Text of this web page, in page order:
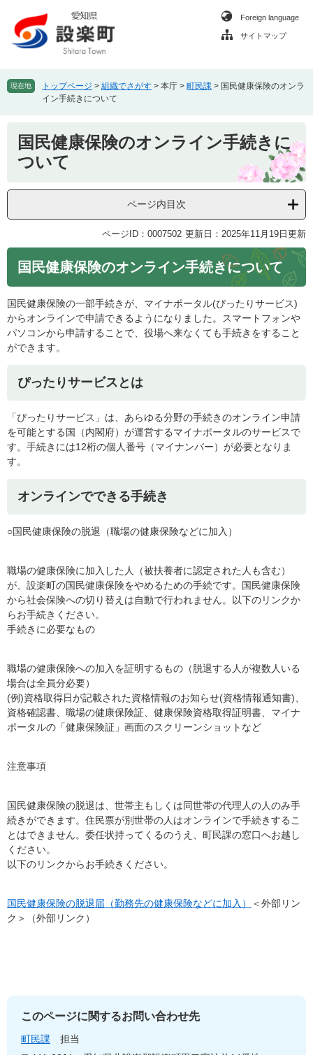
頭
で
飛
ば
Foreign language
サイトマップ
現在地 トップページ > 組織でさがす > 本庁 > 町民課 > 国民健康保険のオンラ
イン手続きについて
国民健康保険のオンライン手続きに
ついて
ページ内目次
ページID：0007502 更新日：2025年11月19日更新
国民健康保険のオンライン手続きについて
国民健康保険の一部手続きが、マイナポータル(ぴったりサービス)
からオンラインで申請できるようになりました。スマートフォンや
パソコンから申請することで、役場へ来なくても手続きをすること
ができます。
ぴったりサービスとは
「ぴったりサービス」は、あらゆる分野の手続きのオンライン申請
を可能とする国（内閣府）が運営するマイナポータルのサービスで
す。手続きには12桁の個人番号（マイナンバー）が必要となりま
す。
オンラインでできる手続き
○国民健康保険の脱退（職場の健康保険などに加入）
職場の健康保険に加入した人（被扶養者に認定された人も含む）
が、設楽町の国民健康保険をやめるための手続です。国民健康保険
から社会保険への切り替えは自動で行われません。以下のリンクか
らお手続きください。
手続きに必要なもの
職場の健康保険への加入を証明するもの（脱退する人が複数人いる
場合は全員分必要）
(例)資格取得日が記載された資格情報のお知らせ(資格情報通知書)、
資格確認書、職場の健康保険証、健康保険資格取得証明書、マイナ
ポータルの「健康保険証」画面のスクリーンショットなど
注意事項
国民健康保険の脱退は、世帯主もしくは同世帯の代理人の人のみ手
続きができます。住民票が別世帯の人はオンラインで手続きするこ
とはできません。委任状持ってくるのうえ、町民課の窓口へお越し
ください。
以下のリンクからお手続きください。
国民健康保険の脱退届（勤務先の健康保険などに加入）
＜外部リン
ク＞
（外部リンク）
このページに関するお問い合わせ先
町民課
担当